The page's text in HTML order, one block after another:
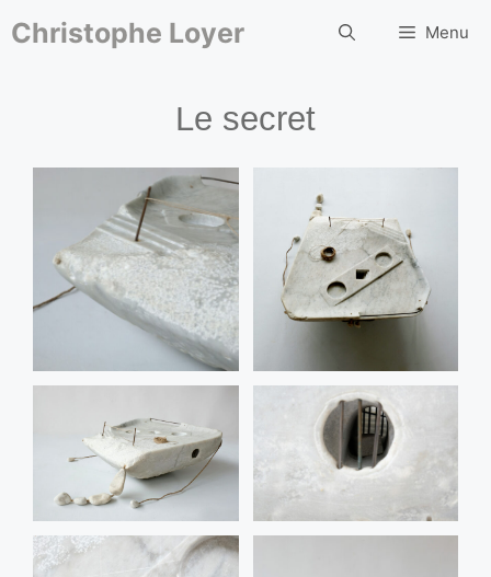
contenu
Christophe Loyer Menu
Le secret